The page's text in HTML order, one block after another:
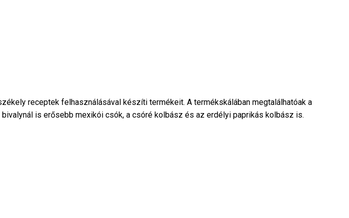
receptek felhasználásával készíti termékeit. A termékskálában megtalálhatóak a
is erősebb mexikói csók, a csóré kolbász és az erdélyi paprikás kolbász is.